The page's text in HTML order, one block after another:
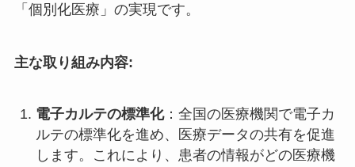
「個別化医療」の実現です。
主な取り組み内容:
電子カルテの標準化：全国の医療機関で電子カ
ルテの標準化を進め、医療データの共有を促進
します。これにより、患者の情報がどの医療機